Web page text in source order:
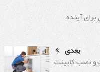
آینده
بعدی
نصب کابینت